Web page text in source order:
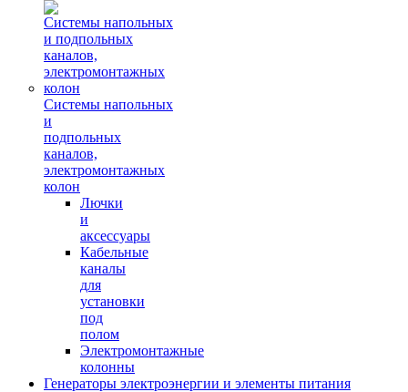
Системы напольных
и
подпольных
каналов,
электромонтажных
колон
Лючки
и
аксессуары
Кабельные
каналы
для
установки
под
полом
Электромонтажные
колонны
Генераторы электроэнергии и элементы питания